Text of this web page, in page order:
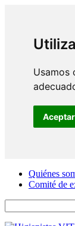
Usamos
Aceptar
Quiénes
Comité de